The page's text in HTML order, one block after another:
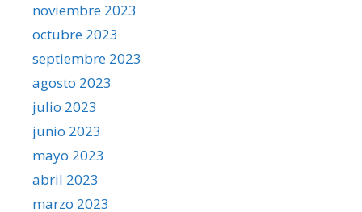
noviembre 2023
octubre 2023
septiembre 2023
agosto 2023
julio 2023
junio 2023
mayo 2023
abril 2023
marzo 2023